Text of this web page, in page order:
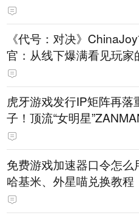
《代号：对决》
官：从线下爆满看见玩家
待
虎牙游戏发行IP矩阵再落
子！顶流“女明星
PY 正版3D消除手游《消
惊喜曝光
免费游戏加速器口令怎么
哈基米、外星喵兑换教程